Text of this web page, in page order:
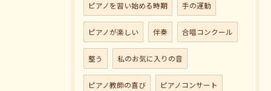
ピアノを習い始める時期 手の運動
ピアノが楽しい 伴奏 合唱コンクール
整う 私のお気に入りの音
ピアノ教師の喜び ピアノコンサート